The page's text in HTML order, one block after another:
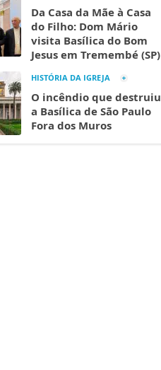
Da Casa da Mãe à Casa
do Filho: Dom Mário
visita Basílica do Bom
Jesus em Tremembé (SP)
HISTÓRIA DA IGREJA
O incêndio que destruiu
a Basílica de São Paulo
Fora dos Muros